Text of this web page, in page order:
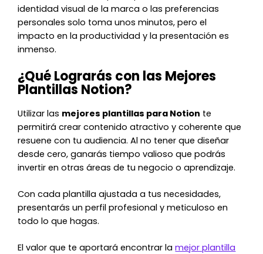
identidad visual de la marca o las preferencias
personales solo toma unos minutos, pero el
impacto en la productividad y la presentación es
inmenso.
¿Qué Lograrás con las Mejores
Plantillas Notion?
Utilizar las mejores plantillas para Notion te
permitirá crear contenido atractivo y coherente que
resuene con tu audiencia. Al no tener que diseñar
desde cero, ganarás tiempo valioso que podrás
invertir en otras áreas de tu negocio o aprendizaje.
Con cada plantilla ajustada a tus necesidades,
presentarás un perfil profesional y meticuloso en
todo lo que hagas.
El valor que te aportará encontrar lamejor plantilla